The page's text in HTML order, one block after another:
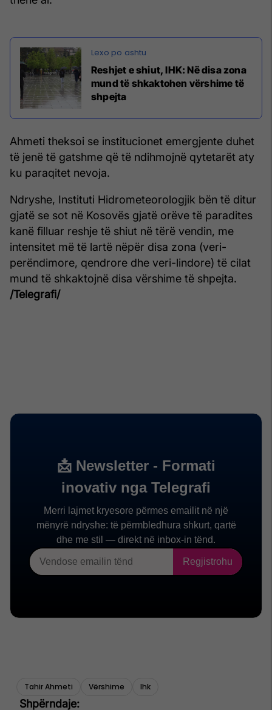
Reshjet e shiut, IHK: Në disa zona
mund të shkaktohen vërshime të
shpejta
Ahmeti theksoi se institucionet emergjente duhet
të jenë të gatshme që të ndihmojnë qytetarët aty
ku paraqitet nevoja.
Ndryshe, Instituti Hidrometeorologjik bën të ditur
gjatë se sot në Kosovës gjatë orëve të paradites
kanë filluar reshje të shiut në tërë vendin, me
intensitet më të lartë nëpër disa zona (veri-
perëndimore, qendrore dhe veri-lindore) të cilat
mund të shkaktojnë disa vërshime të shpejta.
/Telegrafi/
Tahir Ahmeti Vërshime Ihk